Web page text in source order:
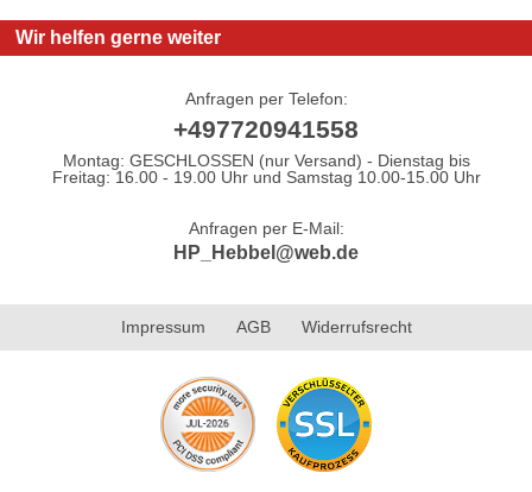
Wir helfen gerne weiter
Anfragen per Telefon:
+497720941558
Montag: GESCHLOSSEN (nur Versand) - Dienstag bis
Freitag: 16.00 - 19.00 Uhr und Samstag 10.00-15.00 Uhr
Anfragen per E-Mail:
HP_Hebbel@web.de
Impressum AGB Widerrufsrecht